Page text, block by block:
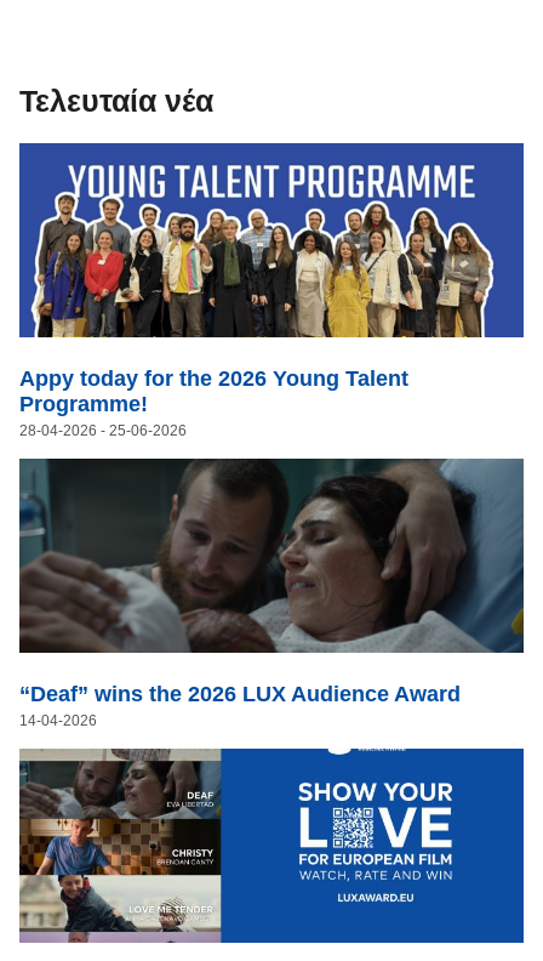
Τελευταία νέα
Appy today for the 2026 Young Talent
Programme!
28-04-2026 - 25-06-2026
“Deaf” wins the 2026 LUX Audience Award
14-04-2026